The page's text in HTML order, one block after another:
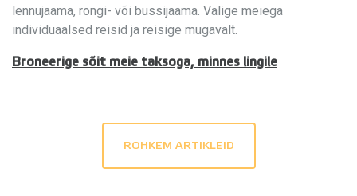
lennujaama, rongi- või bussijaama. Valige meiega
individuaalsed reisid ja reisige mugavalt.
Broneerige sõit meie taksoga, minnes lingile
ROHKEM ARTIKLEID